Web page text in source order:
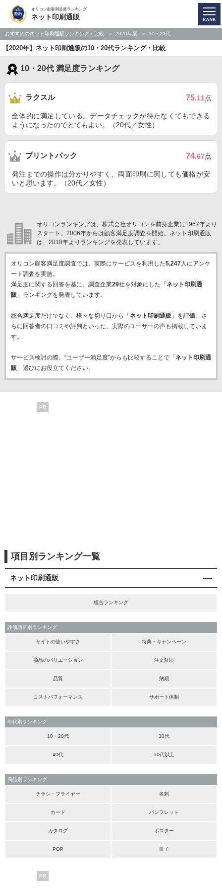
オリコン顧客満足度ランキング
ネット印刷通販
おすすめのネット印刷通販ランキング・比較 2020年版 10・20代
【2020年】ネット印刷通販の10・20代ランキング・比較
10・20代 満足度ランキング
ラクスル 75.11点
全体的に満足している。データチェックが待たなくてもできる
ようになったのでとてもよい。（20代／女性）
プリントパック 74.67点
発注までの操作は分かりやすく、両面印刷に関しても価格が安
いと思います。（20代／女性）
オリコンランキングは、株式会社オリコンを前身企業に1967年より
スタート。2006年からは顧客満足度調査を開始。ネット印刷通販
は、2018年よりランキングを発表しています。
オリコン顧客満足度調査では、実際にサービスを利用した5,247人にアンケ
ート調査を実施。
満足度に関する回答を基に、調査企業29社を対象にした「 ネット印刷通
販 」ランキングを発表しています。
総合満足度だけでなく、様々な切り口から「 ネット印刷通販 」を評価。さ
らに回答者の口コミや評判といった、実際のユーザーの声も掲載していま
す。
サービス検討の際、“ユーザー満足度”からも比較することで「 ネット印刷通
販 」選びにお役立てください。
PR
項目別ランキング一覧
ネット印刷通販
総合ランキング
評価項目別ランキング
サイトの使いやすさ 特典・キャンペーン
商品のバリエーション 注文対応
品質 納期
コストパフォーマンス サポート体制
年代別ランキング
10・20代 30代
40代 50代以上
商品別ランキング
チラシ・フライヤー 名刺
カード パンフレット
カタログ ポスター
POP 冊子
PR